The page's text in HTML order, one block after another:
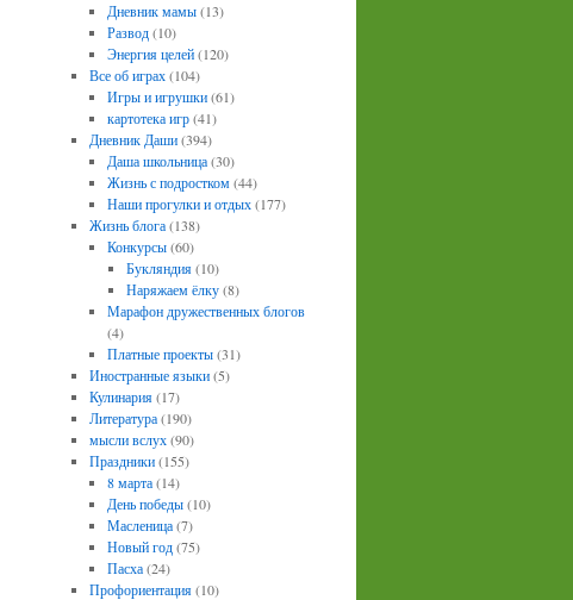
Дневник мамы(13)
Развод(10)
Энергия целей(120)
Все об играх(104)
Игры и игрушки(61)
картотека игр(41)
Дневник Даши(394)
Даша школьница(30)
Жизнь с подростком(44)
Наши прогулки и отдых(177)
Жизнь блога(138)
Конкурсы(60)
Букляндия(10)
Наряжаем ёлку(8)
Марафон дружественных блогов
(4)
Платные проекты(31)
Иностранные языки(5)
Кулинария(17)
Литература(190)
мысли вслух(90)
Праздники(155)
8 марта(14)
День победы(10)
Масленица(7)
Новый год(75)
Пасха(24)
Профориентация(10)